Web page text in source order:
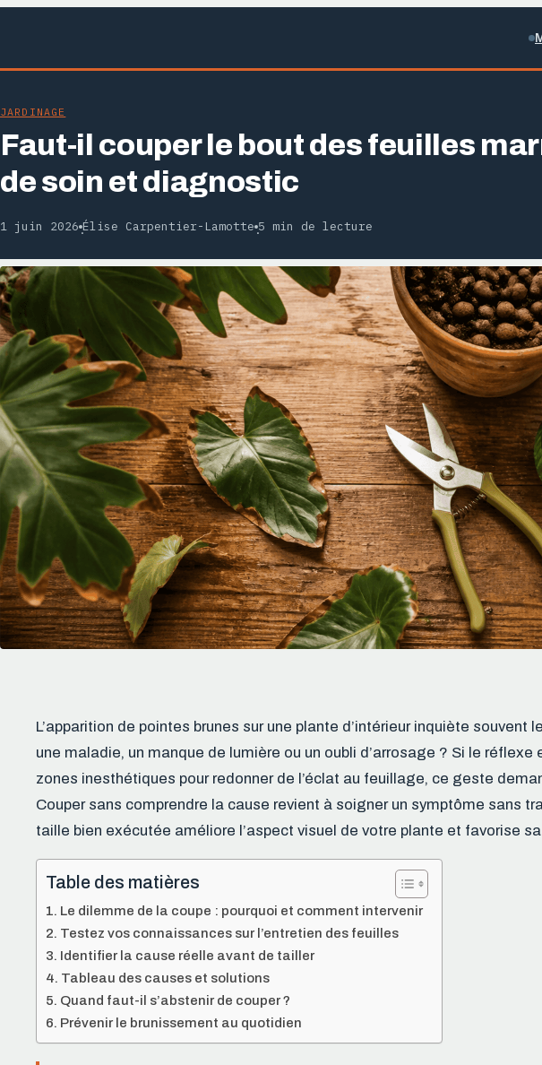
JARDINAGE
Faut-il couper le bout des feuilles
de soin et diagnostic
1 juin 2026·Élise Carpentier-Lamotte·5 min de lecture
L’apparition de pointes brunes sur une plante d’intérieur inquiète souvent
une maladie, un manque de lumière ou un oubli d’arrosage ? Si le réflexe
zones inesthétiques pour redonner de l’éclat au feuillage, ce geste
Couper sans comprendre la cause revient à soigner un symptôme sans
taille bien exécutée améliore l’aspect visuel de votre plante et favorise
Table des matières
Le dilemme de la coupe : pourquoi et comment intervenir
Testez vos connaissances sur l’entretien des feuilles
Identifier la cause réelle avant de tailler
Tableau des causes et solutions
Quand faut-il s’abstenir de couper ?
Prévenir le brunissement au quotidien